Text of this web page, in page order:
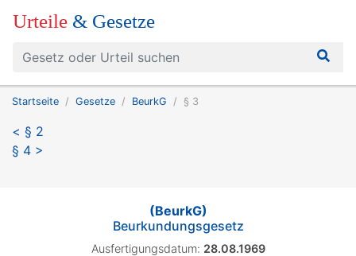
Urteile & Gesetze
Startseite Gesetze BeurkG § 3
< § 2
§ 4 >
(BeurkG)
Beurkundungsgesetz
Ausfertigungsdatum: 28.08.1969